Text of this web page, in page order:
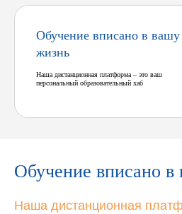
Обучение вписано в вашу
жизнь
Наша дистанционная платформа – это ваш
персональный образовательный хаб
Обучение вписано
Наша дистанционная